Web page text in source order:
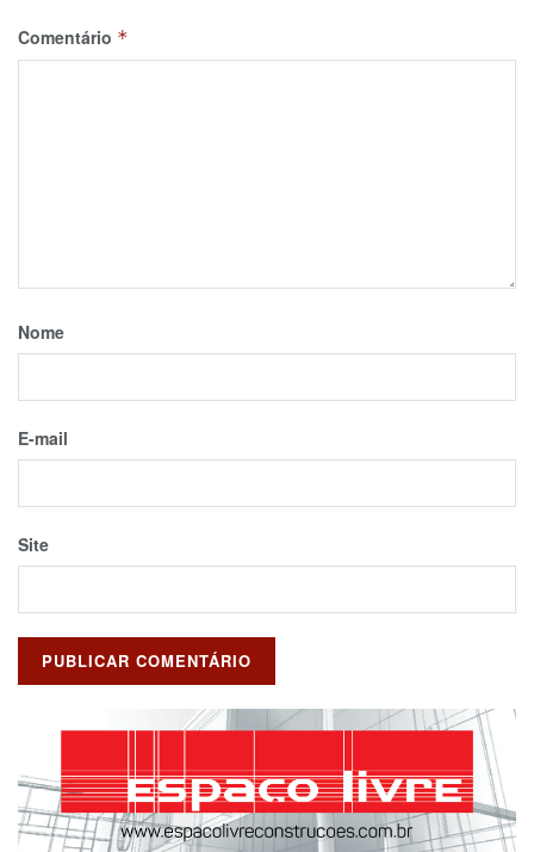
Comentário *
Nome
E-mail
Site